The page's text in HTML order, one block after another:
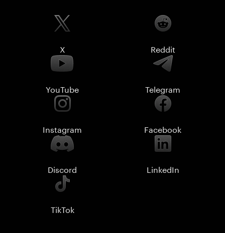
X Reddit
YouTube Telegram
Instagram Facebook
Discord LinkedIn
TikTok